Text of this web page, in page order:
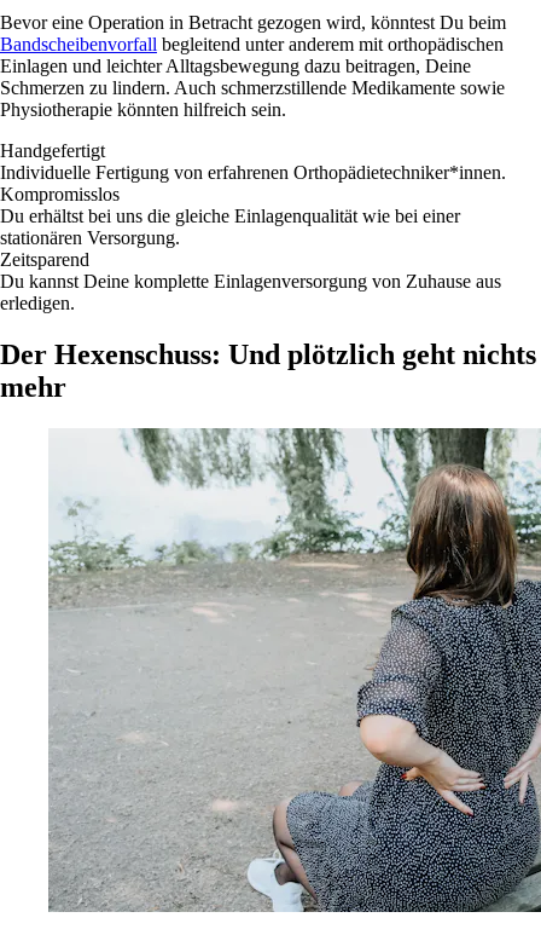
Bevor eine Operation in Betracht gezogen wird, könntest Du beim
Bandscheibenvorfall begleitend unter anderem mit orthopädischen
Einlagen und leichter Alltagsbewegung dazu beitragen, Deine
Schmerzen zu lindern. Auch schmerzstillende Medikamente sowie
Physiotherapie könnten hilfreich sein.
Handgefertigt
Individuelle Fertigung von erfahrenen Orthopädietechniker*innen.
Kompromisslos
Du erhältst bei uns die gleiche Einlagenqualität wie bei einer
stationären Versorgung.
Zeitsparend
Du kannst Deine komplette Einlagenversorgung von Zuhause aus
erledigen.
Der Hexenschuss: Und plötzlich geht nichts
mehr